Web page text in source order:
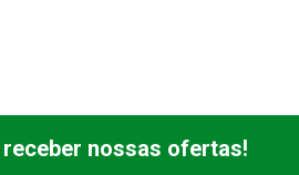
nossas ofertas!